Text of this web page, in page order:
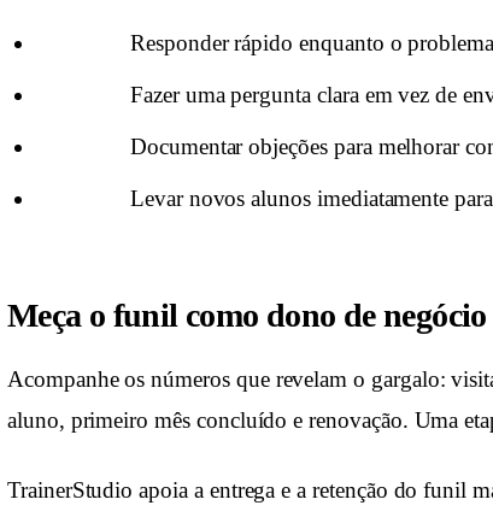
Responder rápido enquanto o
Fazer uma pergunta clara em vez de
Documentar objeções para melhorar
Levar novos alunos imediatamente
Meça o funil como dono de negócio
Acompanhe os números que revelam o gargalo:
aluno, primeiro mês concluído e renovação. Uma
TrainerStudio apoia a entrega e a retenção do funil